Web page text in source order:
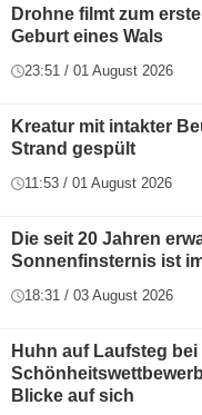
Drohne filmt zum
Geburt eines Wals
23:51 / 01 August 2026
Kreatur mit intakter
Strand gespült
11:53 / 01 August 2026
Die seit 20 Jahren
Sonnenfinsternis ist
18:31 / 03 August 2026
Huhn auf Laufsteg bei
Blicke auf sich